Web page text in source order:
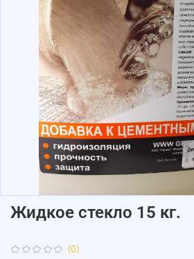
(0)
Жидкое стекло 15 кг.